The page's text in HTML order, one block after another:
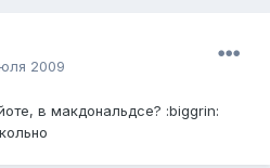
2009
в макдональдсе? :biggrin: